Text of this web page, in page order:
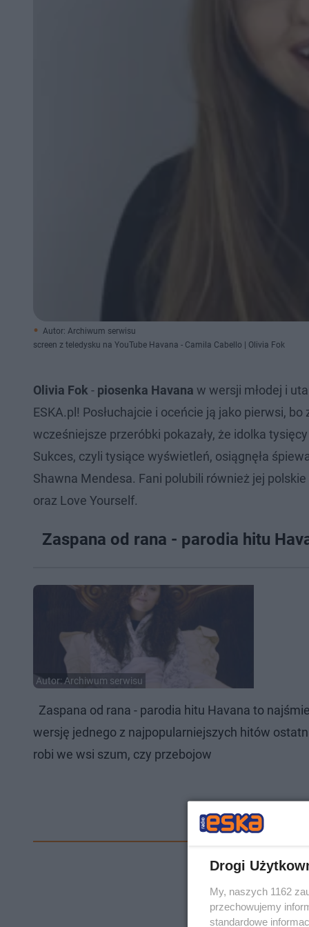
Autor: Archiwum serwisu
screen z teledysku na YouTube Havana - Camila Cabello | Olivia Fok
Olivia Fok - piosenka Havana w wersji młodej i
ESKA.pl! Posłuchajcie i oceńcie ją jako pierwsi,
wcześniejsze przeróbki pokazały, że idolka
Sukces, czyli tysiące wyświetleń, osiągnęła
Shawna Mendesa. Fani polubili również jej
oraz Love Yourself.
Zaspana od rana - parodia hitu
Autor: Archiwum serwisu
Zaspana od rana - parodia hitu Havana to
wersję jednego z najpopularniejszych hitów
robi we wsi szum, czy przebojow
Drogi
My, naszych 1162
przechowujemy
standardowe